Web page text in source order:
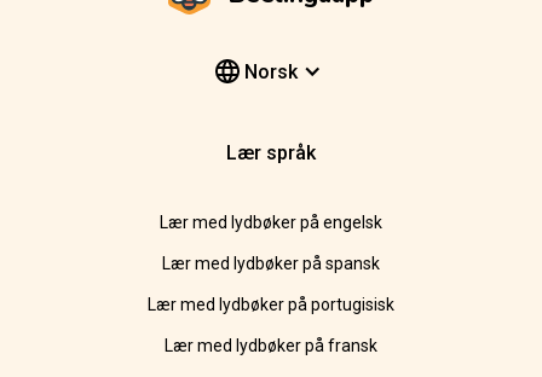
Norsk
Lær språk
Lær med lydbøker på engelsk
Lær med lydbøker på spansk
Lær med lydbøker på portugisisk
Lær med lydbøker på fransk